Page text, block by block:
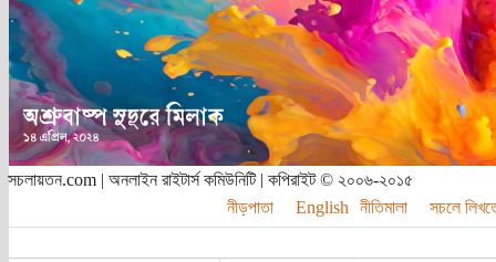
সচলায়তন.com | অনলাইন রাইটার্স কমিউনিটি | কপিরাইট © ২০০৬-২০১৫
নীড়পাতা
English নীতিমালা সচলে